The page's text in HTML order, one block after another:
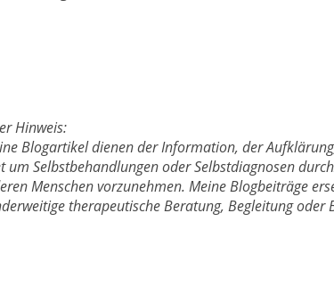
Hinweis:
Blogartikel dienen der Information, der
um Selbstbehandlungen oder Selbstdiagnosen
Menschen vorzunehmen. Meine Blogbeiträge
therapeutische Beratung, Begleitung oder